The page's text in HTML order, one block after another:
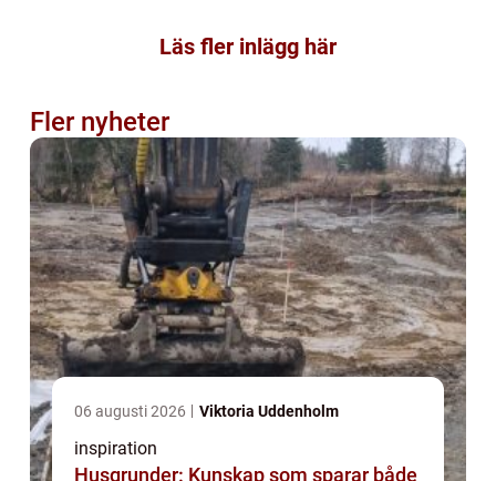
Läs fler inlägg här
Fler nyheter
06 augusti 2026 Viktoria Uddenholm
inspiration
Husgrunder: Kunskap som sparar både